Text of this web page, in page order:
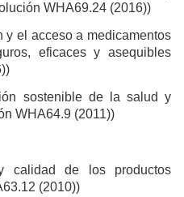
WHA69.24 (2016))
y el acceso a medicamentos
eficaces y asequibles
sostenible de la salud y
WHA64.9 (2011))
calidad de los productos
(2010))